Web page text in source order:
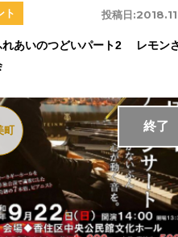
投稿日:
ト
れあいのつどいパート2 レモン
終了
町